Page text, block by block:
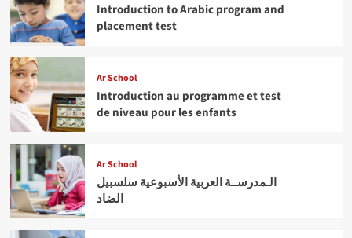
Introduction to Arabic program and
placement test
Ar School
Introduction au programme et test
de niveau pour les enfants
Ar School
الـمدرســة العربية الأسبوعية سلسبيل
الضاد